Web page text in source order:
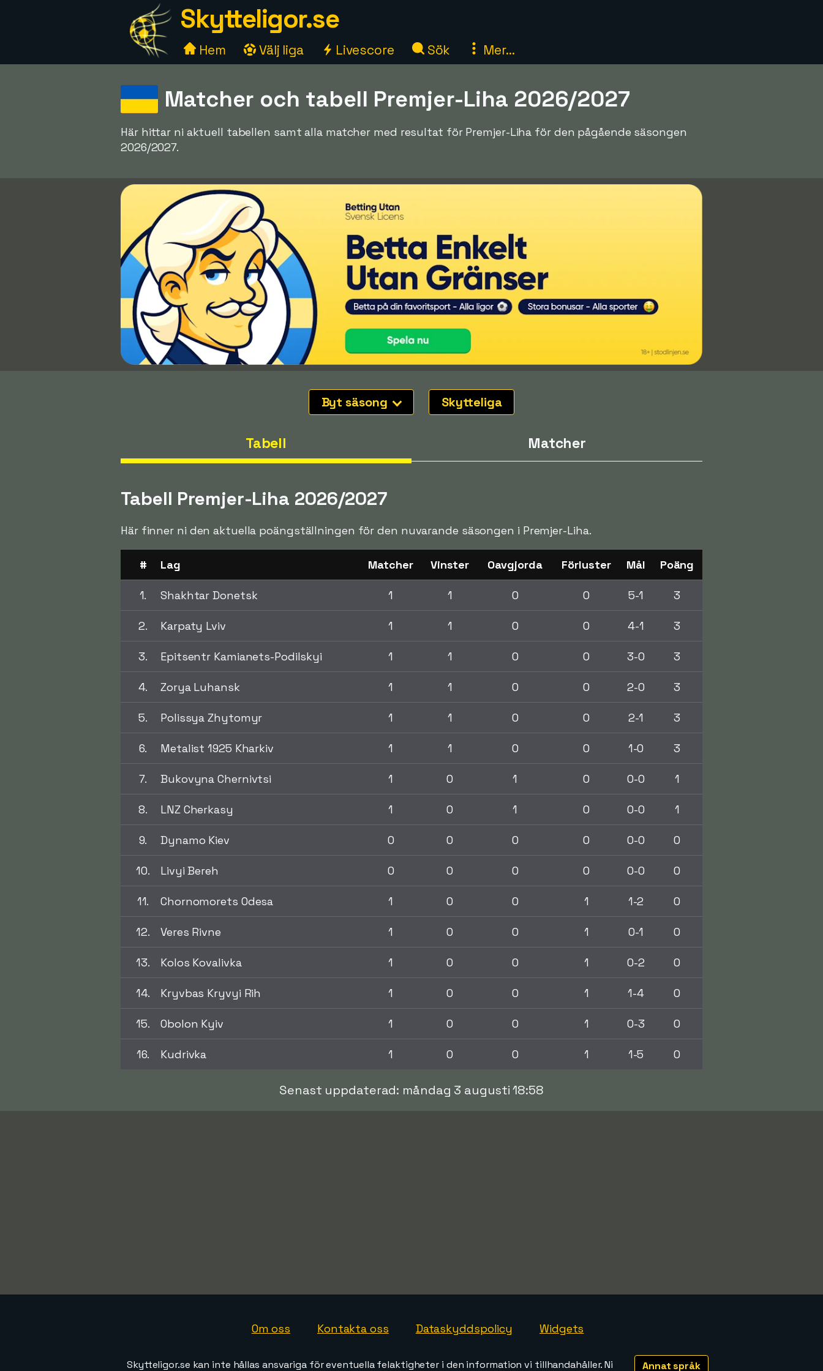
Skytteligor.se
Hem Välj liga Livescore Sök Mer...
Matcher och tabell Premjer-Liha 2026/2027
Här hittar ni aktuell tabellen samt alla matcher med resultat för Premjer-Liha för den pågående säsongen
2026/2027.
Byt säsong Skytteliga
Tabell Matcher
Tabell Premjer-Liha 2026/2027
Här finner ni den aktuella poängställningen för den nuvarande säsongen i Premjer-Liha.
# Lag Matcher Vinster Oavgjorda Förluster Mål Poäng
1. Shakhtar Donetsk 1 1 0 0 5-1 3
2. Karpaty Lviv 1 1 0 0 4-1 3
3. Epitsentr Kamianets-Podilskyi 1 1 0 0 3-0 3
4. Zorya Luhansk 1 1 0 0 2-0 3
5. Polissya Zhytomyr 1 1 0 0 2-1 3
6. Metalist 1925 Kharkiv 1 1 0 0 1-0 3
7. Bukovyna Chernivtsi 1 0 1 0 0-0 1
8. LNZ Cherkasy 1 0 1 0 0-0 1
9. Dynamo Kiev 0 0 0 0 0-0 0
10. Livyi Bereh 0 0 0 0 0-0 0
11. Chornomorets Odesa 1 0 0 1 1-2 0
12. Veres Rivne 1 0 0 1 0-1 0
13. Kolos Kovalivka 1 0 0 1 0-2 0
14. Kryvbas Kryvyi Rih 1 0 0 1 1-4 0
15. Obolon Kyiv 1 0 0 1 0-3 0
16. Kudrivka 1 0 0 1 1-5 0
Senast uppdaterad: måndag 3 augusti 18:58
Om oss Kontakta oss Dataskyddspolicy Widgets
Annat språk
Skytteligor.se kan inte hållas ansvariga för eventuella felaktigheter i den information vi tillhandahåller. Ni